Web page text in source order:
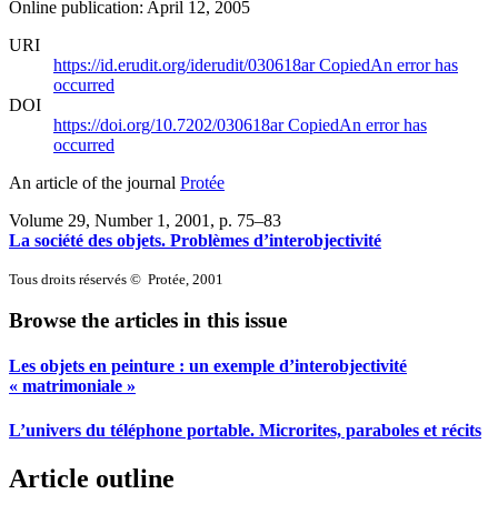
Online publication: April 12, 2005
URI
https://id.erudit.org/iderudit/030618arCopiedAn error has
occurred
DOI
https://doi.org/10.7202/030618arCopiedAn error has
occurred
An article of the journal Protée
Volume 29, Number 1, 2001 , p. 75–83
La société des objets. Problèmes d’interobjectivité
Tous droits réservés © Protée, 2001
Browse the articles in this issue
Les objets en peinture : un exemple d’interobjectivité
« matrimoniale »
L’univers du téléphone portable. Microrites, paraboles et récits
Article outline